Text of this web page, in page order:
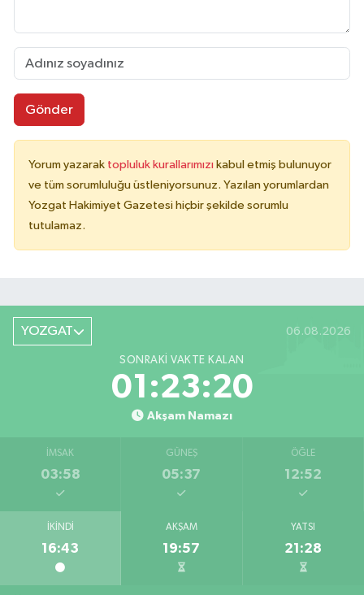
Gönder
Yorum yazarak topluluk kurallarımızı kabul etmiş bulunuyor
ve tüm sorumluluğu üstleniyorsunuz. Yazılan yorumlardan
Yozgat Hakimiyet Gazetesi hiçbir şekilde sorumlu
tutulamaz.
YOZGAT 06.08.2026
SONRAKI VAKTE KALAN
01:23:20
Akşam Namazı
İMSAK
03:58
GÜNEŞ
05:37
ÖĞLE
12:52
İKINDI
16:43
AKŞAM
19:57
YATSI
21:28